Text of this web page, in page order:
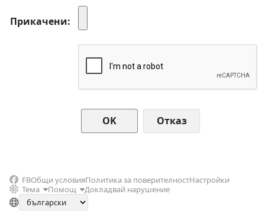
Прикачени
Отказ
FBОбщи условияПолитика за поверителностНастройки
Тема
Помощ Докладвай нарушение